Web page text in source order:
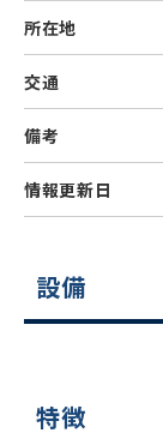
所在地
交通
備考
情報更新日
設備
特徴